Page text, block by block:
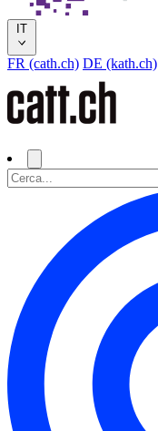
IT
FR (cath.ch) DE (kath.ch)